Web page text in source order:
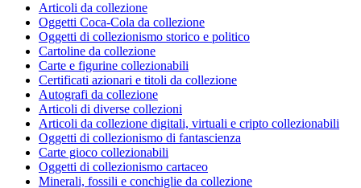
Articoli da collezione
Oggetti Coca-Cola da collezione
Oggetti di collezionismo storico e politico
Cartoline da collezione
Carte e figurine collezionabili
Certificati azionari e titoli da collezione
Autografi da collezione
Articoli di diverse collezioni
Articoli da collezione digitali, virtuali e cripto collezionabili
Oggetti di collezionismo di fantascienza
Carte gioco collezionabili
Oggetti di collezionismo cartaceo
Minerali, fossili e conchiglie da collezione